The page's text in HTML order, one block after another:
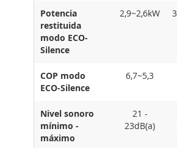
Potencia
restituida
modo ECO-
Silence
2,9~2,6kW
COP modo
ECO-Silence
6,7~5,3
Nivel sonoro
mínimo -
máximo
21 -
23dB(a)